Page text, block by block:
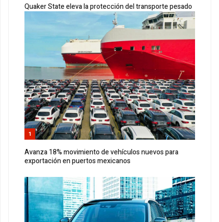
Quaker State eleva la protección del transporte pesado
1
Avanza 18% movimiento de vehículos nuevos para
exportación en puertos mexicanos